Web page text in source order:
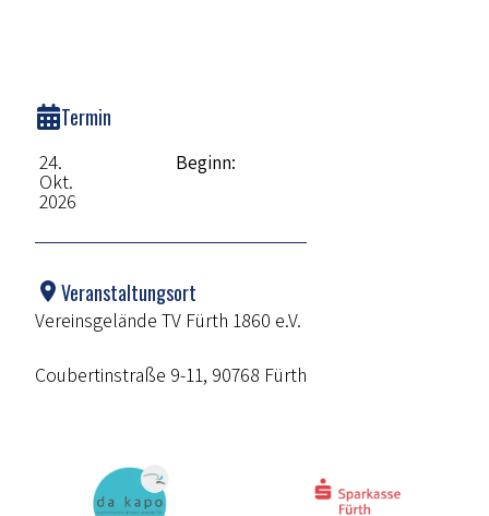
Termin
24.
Okt.
2026
Beginn:
Veranstaltungsort
Vereinsgelände TV Fürth 1860 e.V.
Coubertinstraße 9-11, 90768 Fürth